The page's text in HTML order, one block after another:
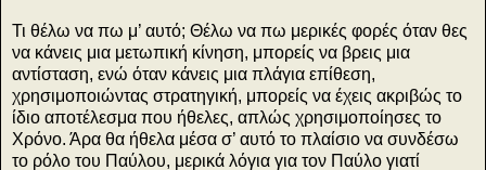
Τι θέλω να πω μ’ αυτό; Θέλω να πω μερικές φορές όταν θες
να κάνεις μια μετωπική κίνηση, μπορείς να βρεις μια
αντίσταση, ενώ όταν κάνεις μια πλάγια επίθεση,
χρησιμοποιώντας στρατηγική, μπορείς να έχεις ακριβώς το
ίδιο αποτέλεσμα που ήθελες, απλώς χρησιμοποίησες το
Χρόνο. Άρα θα ήθελα μέσα σ’ αυτό το πλαίσιο να συνδέσω
το ρόλο του Παύλου, μερικά λόγια για τον Παύλο γιατί